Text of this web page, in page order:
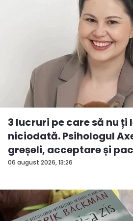
06 august 2026, 13:26
3 lucruri pe care să nu ți
niciodată. Psihologul
greșeli, acceptare și